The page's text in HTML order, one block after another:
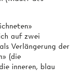
auf zwei
Verlängerung der
(die
inneren, blau